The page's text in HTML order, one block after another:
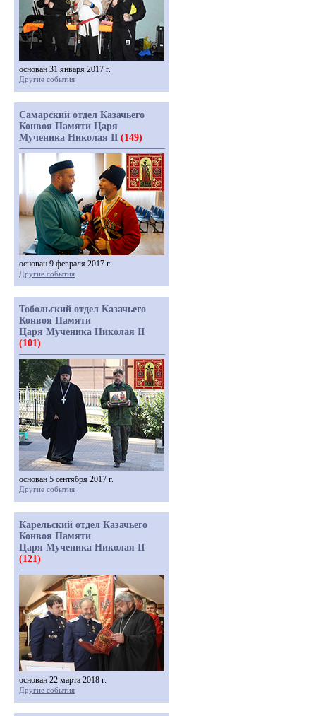
основан 31 января 2017 г.
Другие события
Самарский отдел Казачьего
Конвоя Памяти Царя
Мученика Николая II (149)
основан 9 февраля 2017 г.
Другие события
Тобольский отдел Казачьего
Конвоя Памяти
Царя Мученика Николая II
(101)
основан 5 сентября 2017 г.
Другие события
Карельский отдел Казачьего
Конвоя Памяти
Царя Мученика Николая II
(121)
основан 22 марта 2018 г.
Другие события